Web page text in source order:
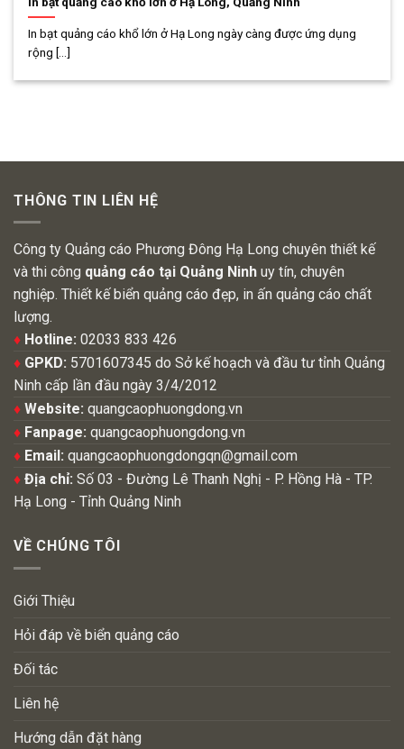
In bạt quảng cáo khổ lớn ở Hạ Long ngày càng được ứng dụng
rộng [...]
THÔNG TIN LIÊN HỆ
Công ty Quảng cáo Phương Đông Hạ Long chuyên thiết kế
và thi công quảng cáo tại Quảng Ninh uy tín, chuyên
nghiệp. Thiết kế biển quảng cáo đẹp, in ấn quảng cáo chất
lượng.
♦ Hotline: 02033 833 426
♦ GPKD: 5701607345 do Sở kế hoạch và đầu tư tỉnh Quảng
Ninh cấp lần đầu ngày 3/4/2012
♦ Website: quangcaophuongdong.vn
♦ Fanpage: quangcaophuongdong.vn
♦ Email: quangcaophuongdongqn@gmail.com
♦ Địa chỉ: Số 03 - Đường Lê Thanh Nghị - P. Hồng Hà - TP.
Hạ Long - Tỉnh Quảng Ninh
VỀ CHÚNG TÔI
Giới Thiệu
Hỏi đáp về biển quảng cáo
Đối tác
Liên hệ
Hướng dẫn đặt hàng